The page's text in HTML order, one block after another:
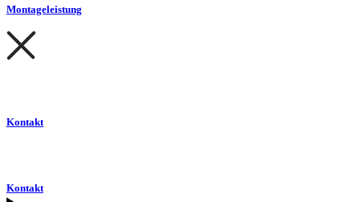
Montageleistung
Kontakt
Kontakt